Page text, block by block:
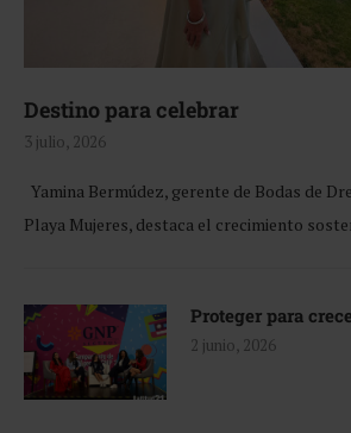
Destino para celebrar
3 julio, 2026
Yamina Bermúdez, gerente de Bodas de
Playa Mujeres, destaca el crecimiento
Proteger para
2 junio, 2026